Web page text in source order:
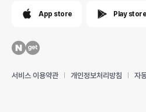
App store Play store
서비스 이용약관 개인정보처리방침 자